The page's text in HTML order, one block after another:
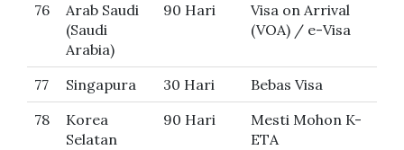
76
Arab Saudi
(Saudi
Arabia)
90 Hari
Visa on Arrival
(VOA) / e-Visa
77 Singapura 30 Hari
Bebas Visa
78
Korea
Selatan
90 Hari
Mesti Mohon K-
ETA